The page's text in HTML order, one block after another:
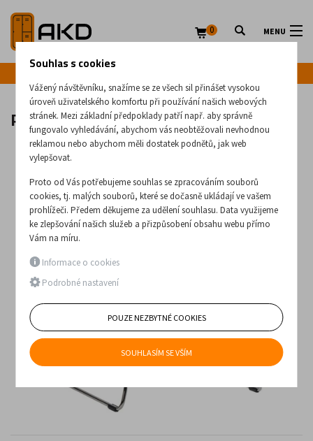
MENU
0
Plastová židle Strike 3
Souhlas s cookies
Vážený návštěvníku, snažíme se ze všech sil přinášet vysokou
úroveň uživatelského komfortu při používání našich webových
stránek. Mezi základní předpoklady patří např. aby správně
fungovalo vyhledávání, abychom vás neobtěžovali nevhodnou
reklamou nebo abychom měli dostatek podnětů, jak web
vylepšovat.
Proto od Vás potřebujeme souhlas se zpracováním souborů
cookies, tj. malých souborů, které se dočasně ukládají ve vašem
prohlížeči. Předem děkujeme za udělení souhlasu. Data využijeme
ke zlepšování našich služeb a přizpůsobení obsahu webu přímo
Vám na míru.
Informace o cookies
Podrobné nastavení
POUZE NEZBYTNÉ COOKIES
SOUHLASÍM SE VŠÍM